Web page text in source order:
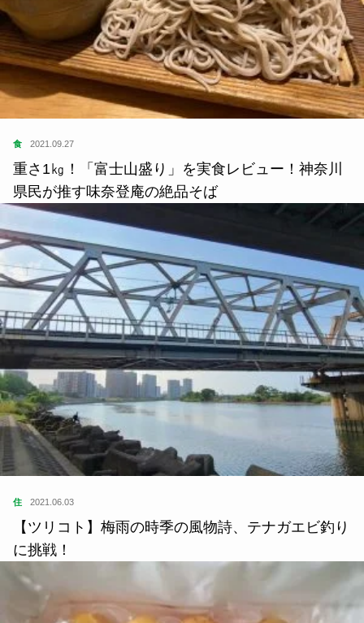
食 2021.09.27
重さ1㎏！「富士山盛り」を実食レビュー！神奈川
県民が推す味奈登庵の絶品そば
住 2021.06.03
【ツリコト】梅雨の時季の風物詩、テナガエビ釣り
に挑戦！